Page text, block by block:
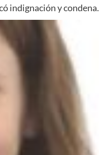
indignación y condena.